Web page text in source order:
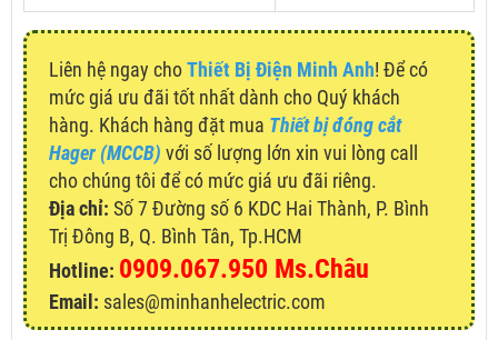
Liên hệ ngay choThiết Bị Điện Minh Anh! Để có
mức giá ưu đãi tốt nhất dành cho Quý khách
hàng. Khách hàng đặt mua Thiết bị đóng cắt
Hager (MCCB) với số lượng lớn xin vui lòng call
cho chúng tôi để có mức giá ưu đãi riêng.
Địa chỉ: Số 7 Đường số 6 KDC Hai Thành, P. Bình
Trị Đông B, Q. Bình Tân, Tp.HCM
Hotline: 0909.067.950 Ms.Châu
Email: sales@minhanhelectric.com